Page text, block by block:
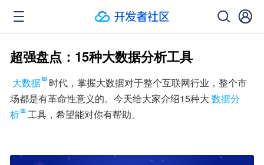
超强盘点：15种大数据分析工具
大数据
时代，掌握大数据对于整个互联网行业，整个市
场都是有革命性意义的。今天给大家介绍15种大 数据分
析
工具，希望能对你有帮助。